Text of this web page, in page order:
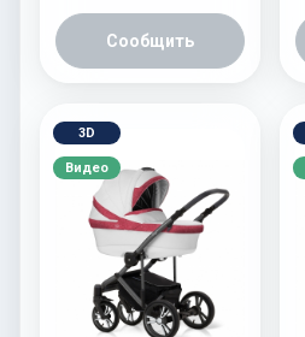
Сообщить
3D
Видео